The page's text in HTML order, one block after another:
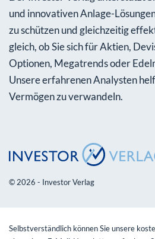
und innovativen Anlage-
zu schützen und gleichzeitig
gleich, ob Sie sich für Aktien,
Optionen, Megatrends oder
Unsere erfahrenen Analysten
Vermögen zu verwandeln.
© 2026 - Investor Verlag
Selbstverständlich können Sie unsere